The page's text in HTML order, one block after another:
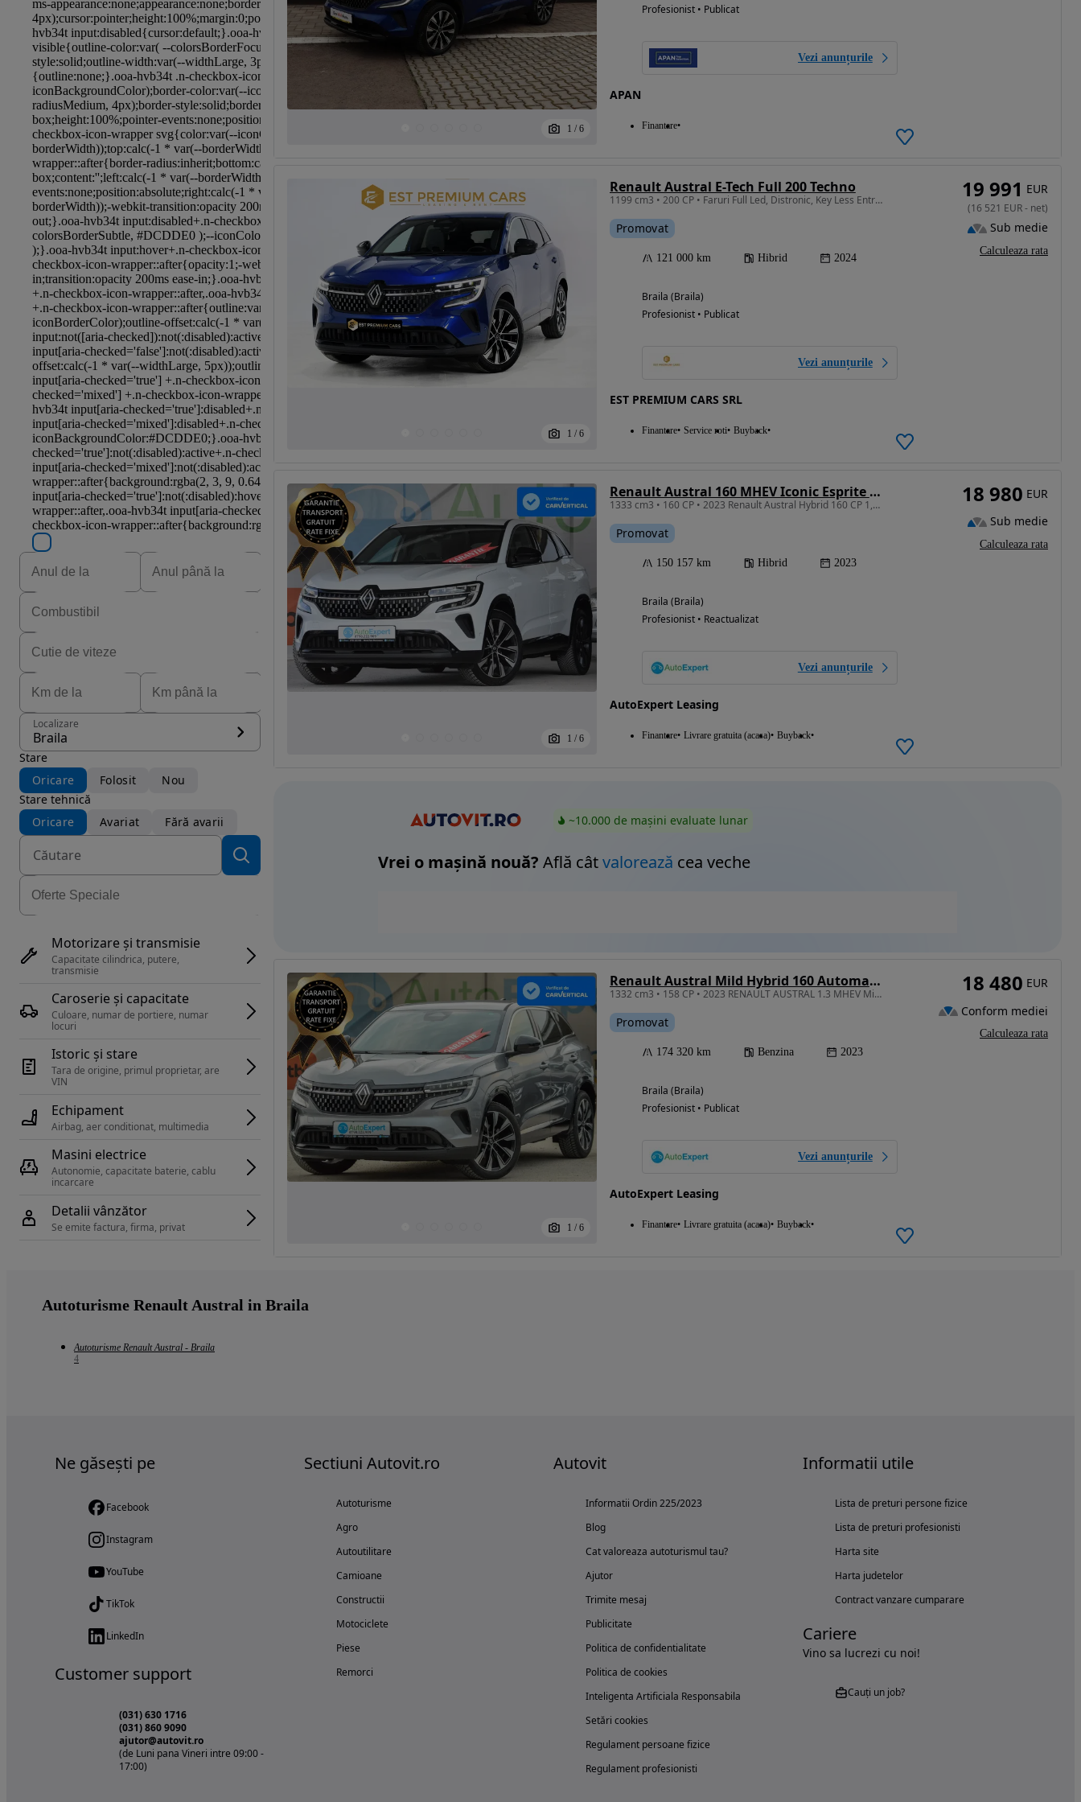
Eligibil pentru
Localizare
Braila
Stare
Oricare
Folosit
Nou
Stare tehnică
Oricare
Avariat Fără avarii
Motorizare și transmisie
Capacitate cilindrica, putere,
transmisie
Caroserie și capacitate
Culoare, numar de portiere, numar
locuri
Istoric și stare
Tara de origine, primul proprietar, are
Echipament
Airbag, aer conditionat, multimedia
Masini electrice
Autonomie, capacitate baterie, cablu
Detalii vânzător
Se emite factura, firma, privat
1 / 6
Profesionist • Publicat
Vezi anunțurile
APAN
Finantare
1 / 6
Renault Austral E-Tech Full 200 Techno
1199 cm3 • 200 CP • Faruri Full Led, Distronic, Key Less Entry Go,Lane Assist,Suspensie
Promovat
121 000 km Hibrid 2024
Braila (Braila)
Profesionist • Publicat
Vezi anunțurile
EST PREMIUM CARS SRL
Finantare Service roti Buyback
19 991 EUR
(16 521 EUR- net)
Sub medie
Calculeaza rata
1 / 6
Renault Austral 160 MHEV Iconic Esprite Alpine
1333 cm3 • 160 CP • 2023 Renault Austral Hybrid 160 CP 1,332 Esprit Alpine/TVA DEDUCTIBIL
Promovat
150 157 km Hibrid 2023
Braila (Braila)
Profesionist • Reactualizat
Vezi anunțurile
AutoExpert Leasing
Finantare Livrare gratuita (acasa) Buyback
18 980 EUR
Sub medie
Calculeaza rata
~10.000 de mașini evaluate lunar
Vrei o mașină nouă? Află câtvalorează cea veche
1 / 6
Renault Austral Mild Hybrid 160 Automatik Techno
1332 cm3 • 158 CP • 2023 RENAULT AUSTRAL 1.3 MHEV Mild Hybrid 160/Rate Fixe/Garantie/
Promovat
174 320 km Benzina 2023
Braila (Braila)
Profesionist • Publicat
Vezi anunțurile
AutoExpert Leasing
Finantare Livrare gratuita (acasa) Buyback
18 480 EUR
Conform mediei
Calculeaza rata
Autoturisme Renault Austral in Braila
Autoturisme Renault Austral - Braila
4
Ne găsești pe
Facebook
Instagram
YouTube
TikTok
LinkedIn
Customer support
(031) 630 1716
(031) 860 9090
ajutor@autovit.ro
(de Luni pana Vineri intre 09:00 -
17:00)
Sectiuni Autovit.ro
Autoturisme
Agro
Autoutilitare
Camioane
Constructii
Motociclete
Piese
Remorci
Autovit
Informatii Ordin 225/2023
Blog
Cat valoreaza autoturismul tau?
Ajutor
Trimite mesaj
Publicitate
Politica de confidentialitate
Politica de cookies
Inteligenta Artificiala Responsabila
Setări cookies
Regulament persoane fizice
Regulament profesionisti
Informatii utile
Lista de preturi persone fizice
Lista de preturi profesionisti
Harta site
Harta judetelor
Contract vanzare cumparare
Cariere
Vino sa lucrezi cu noi!
Cauți un job?